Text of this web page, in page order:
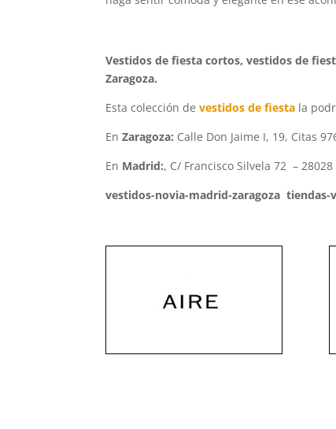
Vestidos de fiesta cortos, vestidos de
Zaragoza.
Esta colección devestidos de fiesta la
EnZaragoza: Calle Don Jaime I, 19, Citas
En Madrid:, C/ Francisco Silvela 72 –
vestidos-novia-madrid-zaragoza tiendas-